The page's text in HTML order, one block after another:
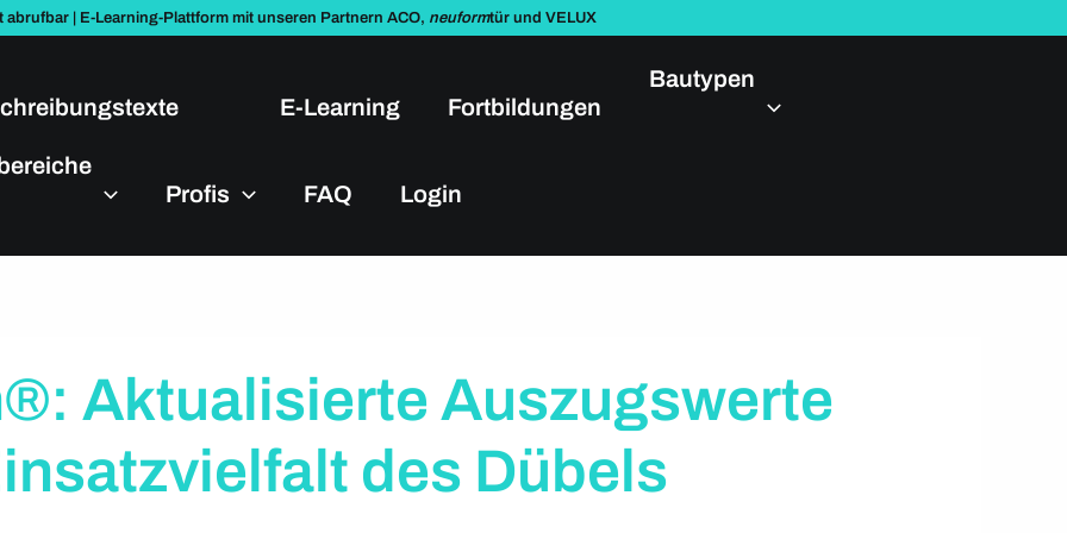
abrufbar | E-Learning-Plattform mit unseren Partnern ACO, neuformtür und VELUX
E-Learning Fortbildungen
Bautypen
Profis
FAQ Login
Aktualisierte Auszugswerte
des Dübels